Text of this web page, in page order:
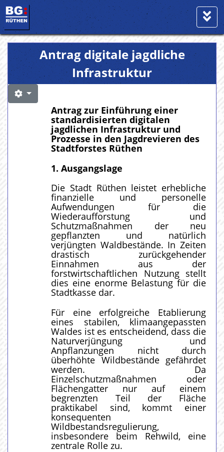
Antrag digitale jagdliche
Infrastruktur
Antrag zur Einführung einer
standardisierten digitalen
jagdlichen Infrastruktur und
Prozesse in den Jagdrevieren des
Stadtforstes Rüthen
1. Ausgangslage
Die Stadt Rüthen leistet erhebliche
finanzielle und personelle
Aufwendungen für die
Wiederaufforstung und
Schutzmaßnahmen der neu
gepflanzten und natürlich
verjüngten Waldbestände. In Zeiten
drastisch zurückgehender
Einnahmen aus der
forstwirtschaftlichen Nutzung stellt
dies eine enorme Belastung für die
Stadtkasse dar.
Für eine erfolgreiche Etablierung
eines stabilen, klimaangepassten
Waldes ist es entscheidend, dass die
Naturverjüngung und
Anpflanzungen nicht durch
überhöhte Wildbestände gefährdet
werden. Da
Einzelschutzmaßnahmen oder
Flächengatter nur auf einem
begrenzten Teil der Fläche
praktikabel sind, kommt einer
konsequenten
Wildbestandsregulierung,
insbesondere beim Rehwild, eine
zentrale Rolle zu.